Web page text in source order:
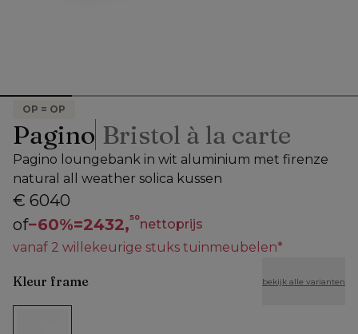
OP = OP
Pagino Bristol à la carte
Pagino loungebank in wit aluminium met firenze
natural all weather solica kussen
€ 6040
of−60%=2432,50nettoprijs
vanaf 2 willekeurige stuks tuinmeubelen*
Kleur frame bekijk alle varianten